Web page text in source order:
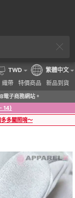
織帶 特價商品 新品到貨
TWD 繁體中文
子商務網站。
14)
多關照唷～